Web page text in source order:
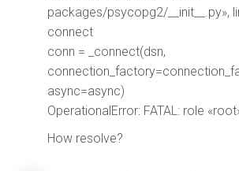
packages/psycopg2/__init__.py»,
connect
conn = _connect(dsn,
async=async)
OperationalError: FATAL: role
How resolve?